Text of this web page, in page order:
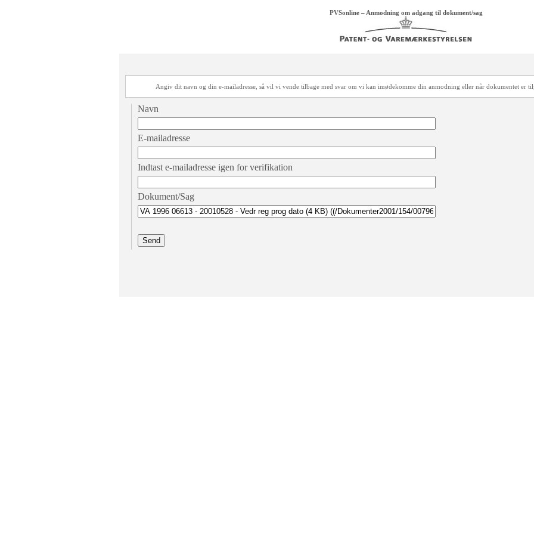
PVSonline – Anmodning om adgang til dokument/sag
Angiv dit navn og din e-mailadresse, så vil vi vende tilbage med svar om vi kan imødekomme din anmodning eller når dokumentet er
Navn
E-mailadresse
Indtast e-mailadresse igen for verifikation
Dokument/Sag